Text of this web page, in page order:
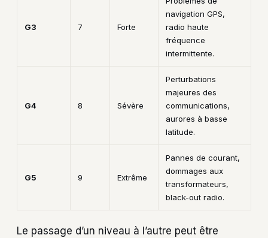
G3 7 Forte
navigation GPS,
radio haute
fréquence
intermittente.
G4 8 Sévère
Perturbations
majeures des
communications,
aurores à basse
latitude.
G5 9 Extrême
Pannes de courant,
dommages aux
transformateurs,
black-out radio.
Le passage d’un niveau à l’autre peut être